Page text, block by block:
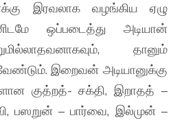
இரவலாக வழங்கிய ஏழு
ஒப்படைத்து அடியான்
தானும்
இறைவன் அடியானுக்கு
குத்றத்- சக்தி, இறாதத் –
பஸறுன் – பார்வை, இல்முன் –